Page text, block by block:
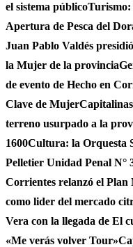
el sistema públicoTurismo:
Apertura de Pesca del
Juan Pablo Valdés
la Mujer de la provincia
de evento de Hecho en
Clave de Mujer
terreno usurpado a la
1600Cultura: la Orquesta
Pelletier Unidad Penal N°
Corrientes relanzó el Plan
como lider del mercado
Vera con la llegada de El
«Me verás volver Tour»